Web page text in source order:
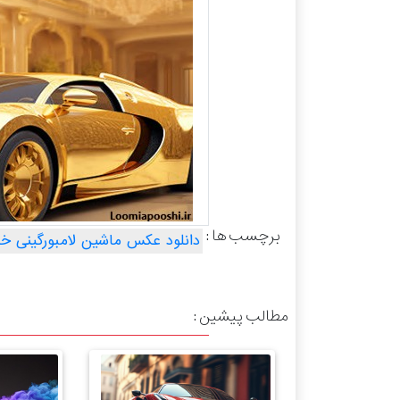
برچسب ها : دانلود عکس ماشین لامبورگینی
مطالب پیشین :